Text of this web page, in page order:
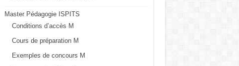
Master Pédagogie ISPITS
Conditions d’accès M
Cours de préparation M
Exemples de concours M